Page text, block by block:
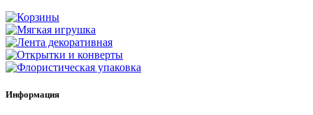
Информация